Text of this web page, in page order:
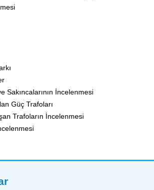
Sakıncalarının İncelenmesi
Güç Trafoları
Trafoların İncelenmesi